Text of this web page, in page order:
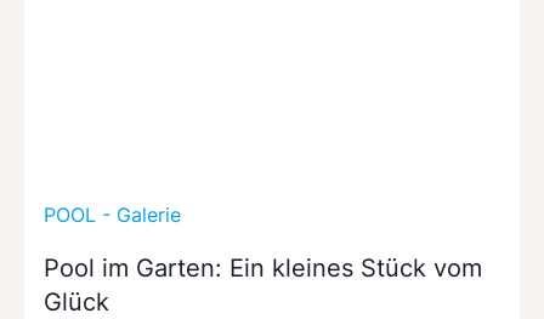
POOL - Galerie
Pool im Garten: Ein kleines Stück vom
Glück